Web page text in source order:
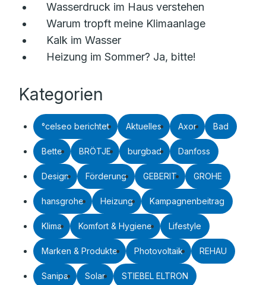
Wasserdruck im Haus verstehen
Warum tropft meine Klimaanlage
Kalk im Wasser
Heizung im Sommer? Ja, bitte!
Kategorien
°celseo berichtet Aktuelles Axor Bad
Bette BRÖTJE burgbad Danfoss
Design Förderung GEBERIT GROHE
hansgrohe Heizung Kampagnenbeitrag
Klima Komfort & Hygiene Lifestyle
Marken & Produkte Photovoltaik REHAU
Sanipa Solar STIEBEL ELTRON